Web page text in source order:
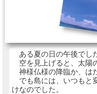
ある夏の日の午後でし
空を見上げると、太陽
神様仏様の降臨か、は
でも島には、いつもと
けなのでした。